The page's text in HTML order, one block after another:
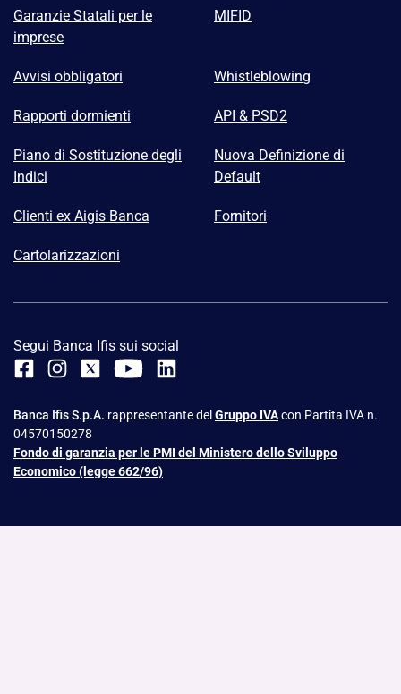
Garanzie Statali per le
imprese
MIFID
Avvisi obbligatori Whistleblowing
Rapporti dormienti API & PSD2
Piano di Sostituzione degli
Indici
Nuova Definizione di
Default
Clienti ex Aigis Banca Fornitori
Cartolarizzazioni
Segui Banca Ifis sui social
Banca Ifis S.p.A. rappresentante del Gruppo IVAcon Partita IVA n.
04570150278
Fondo di garanzia per le PMI del Ministero dello Sviluppo
Economico (legge 662/96)